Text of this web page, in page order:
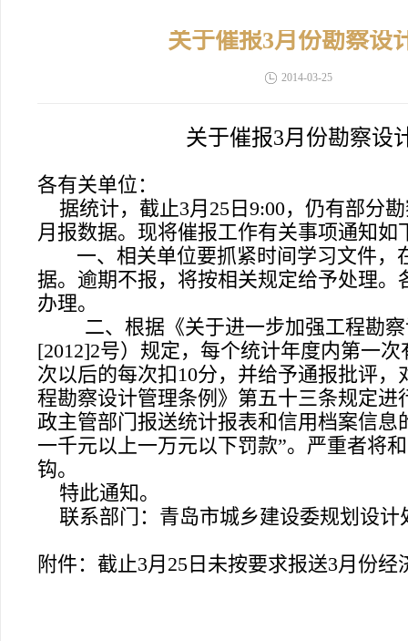
关于催报3月份勘察设
2014-03-25
关于催报3月份勘察设
各有关单位：
据统计，截止3月 25 日9:00，仍有部分
月报数据。现将催报工作有关事项通知如
一、相关单位要抓紧时间学习文件，
据。逾期不报，将按相关规定给予处理
办理。
二、根据《关于进一步加强工程勘
[2012]2号）规定， 每个统计年度内第一
次以后的每次扣10分，并给予通报批评，
程勘察设计管理条例》第五十三条规定
政主管部门报送统计报表和信用档案信
一千元以上一万元以下罚款”。 严重者将
钩。
特此通知。
联系部门：青岛市城乡建设委规划设计
附件： 截止3月 25 日未按要求报送3月份